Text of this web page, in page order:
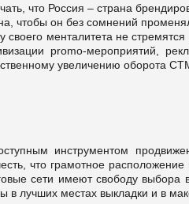
что Россия – страна
чтобы он без сомнений
менталитета не
promo-мероприятий,
увеличению оборота
инструментом
что грамотное
сети имеют свободу выбора
в лучших местах выкладки и в